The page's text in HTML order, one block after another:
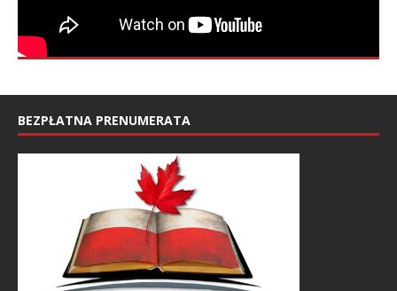
BEZPŁATNA PRENUMERATA